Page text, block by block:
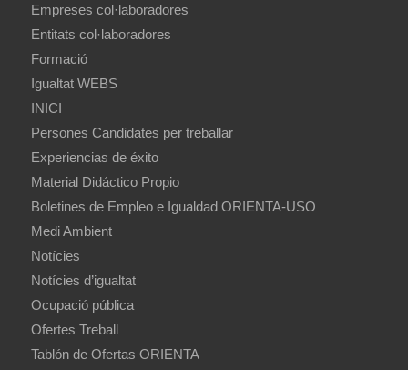
Empreses col·laboradores
Entitats col·laboradores
Formació
Igualtat WEBS
INICI
Persones Candidates per treballar
Experiencias de éxito
Material Didáctico Propio
Boletines de Empleo e Igualdad ORIENTA-USO
Medi Ambient
Notícies
Notícies d’igualtat
Ocupació pública
Ofertes Treball
Tablón de Ofertas ORIENTA